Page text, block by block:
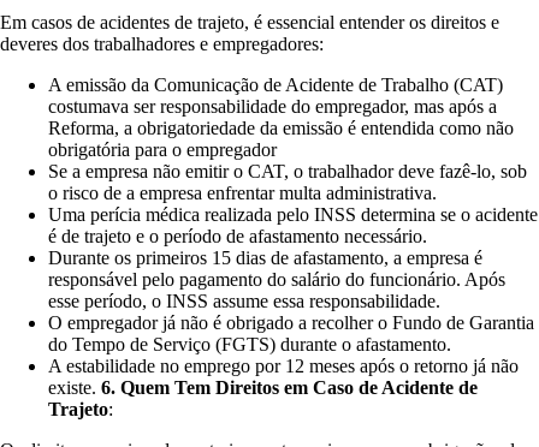
Em casos de acidentes de trajeto, é essencial entender os direitos e
deveres dos trabalhadores e empregadores:
A emissão da Comunicação de Acidente de Trabalho (CAT)
costumava ser responsabilidade do empregador, mas após a
Reforma, a obrigatoriedade da emissão é entendida como não
obrigatória para o empregador
Se a empresa não emitir o CAT, o trabalhador deve fazê-lo, sob
o risco de a empresa enfrentar multa administrativa.
Uma perícia médica realizada pelo INSS determina se o acidente
é de trajeto e o período de afastamento necessário.
Durante os primeiros 15 dias de afastamento, a empresa é
responsável pelo pagamento do salário do funcionário. Após
esse período, o INSS assume essa responsabilidade.
O empregador já não é obrigado a recolher o Fundo de Garantia
do Tempo de Serviço (FGTS) durante o afastamento.
A estabilidade no emprego por 12 meses após o retorno já não
existe. 6. Quem Tem Direitos em Caso de Acidente de
Trajeto: